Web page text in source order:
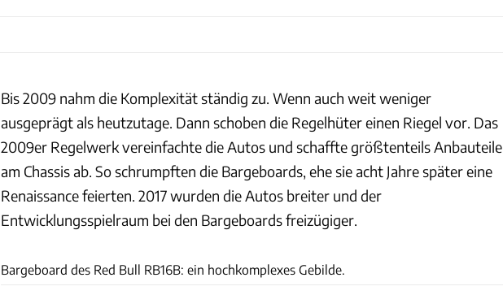
Bis 2009 nahm die Komplexität ständig zu. Wenn auch weit weniger
ausgeprägt als heutzutage. Dann schoben die Regelhüter einen Riegel vor. Das
2009er Regelwerk vereinfachte die Autos und schaffte größtenteils Anbauteile
am Chassis ab. So schrumpften die Bargeboards, ehe sie acht Jahre später eine
Renaissance feierten. 2017 wurden die Autos breiter und der
Entwicklungsspielraum bei den Bargeboards freizügiger.
Bargeboard des Red Bull RB16B: ein hochkomplexes Gebilde.